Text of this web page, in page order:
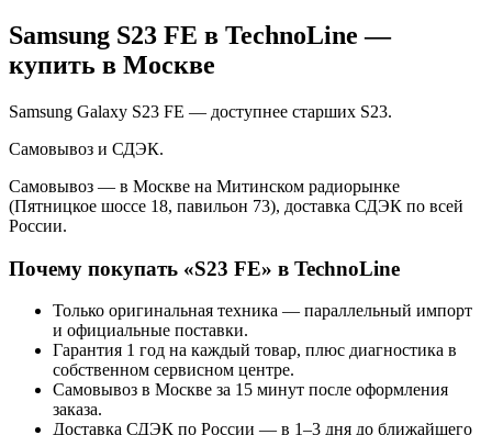
Samsung S23 FE в TechnoLine —
купить в Москве
Samsung Galaxy S23 FE — доступнее старших S23.
Самовывоз и СДЭК.
Самовывоз — в Москве на Митинском радиорынке
(Пятницкое шоссе 18, павильон 73), доставка СДЭК по всей
России.
Почему покупать «S23 FE» в TechnoLine
Только оригинальная техника — параллельный импорт
и официальные поставки.
Гарантия 1 год на каждый товар, плюс диагностика в
собственном сервисном центре.
Самовывоз в Москве за 15 минут после оформления
заказа.
Доставка СДЭК по России — в 1–3 дня до ближайшего